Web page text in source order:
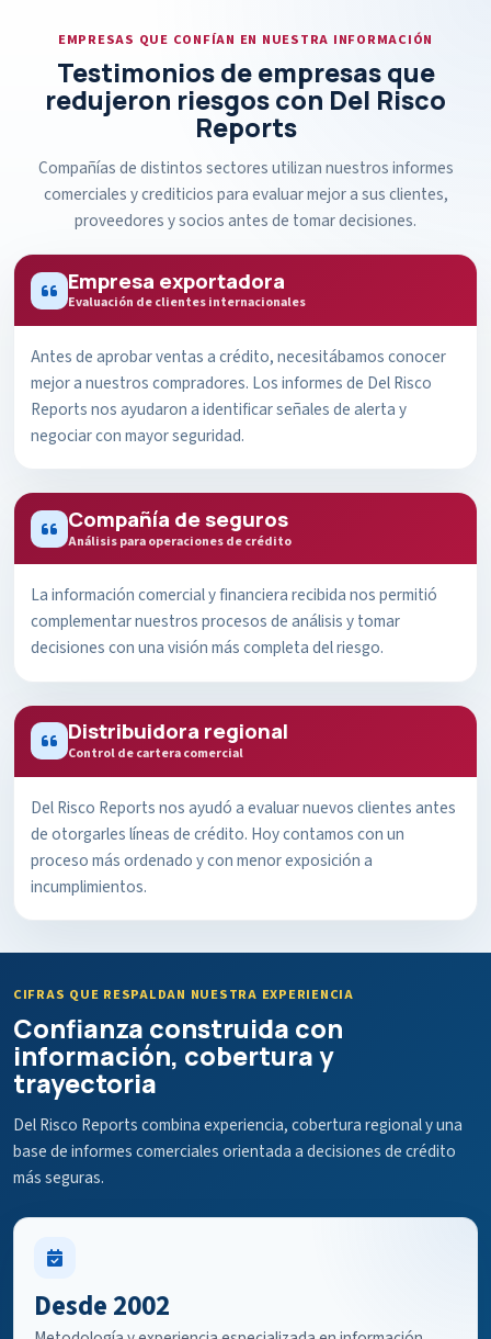
EMPRESAS QUE CONFÍAN EN NUESTRA INFORMACIÓN
Testimonios de empresas que
redujeron riesgos con Del Risco
Reports
Compañías de distintos sectores utilizan nuestros informes
comerciales y crediticios para evaluar mejor a sus clientes,
proveedores y socios antes de tomar decisiones.
Empresa exportadora
Evaluación de clientes internacionales
Antes de aprobar ventas a crédito, necesitábamos conocer
mejor a nuestros compradores. Los informes de Del Risco
Reports nos ayudaron a identificar señales de alerta y
negociar con mayor seguridad.
Compañía de seguros
Análisis para operaciones de crédito
La información comercial y financiera recibida nos permitió
complementar nuestros procesos de análisis y tomar
decisiones con una visión más completa del riesgo.
Distribuidora regional
Control de cartera comercial
Del Risco Reports nos ayudó a evaluar nuevos clientes antes
de otorgarles líneas de crédito. Hoy contamos con un
proceso más ordenado y con menor exposición a
incumplimientos.
CIFRAS QUE RESPALDAN NUESTRA EXPERIENCIA
Confianza construida con
información, cobertura y
trayectoria
Del Risco Reports combina experiencia, cobertura regional y una
base de informes comerciales orientada a decisiones de crédito
más seguras.
Desde 2002